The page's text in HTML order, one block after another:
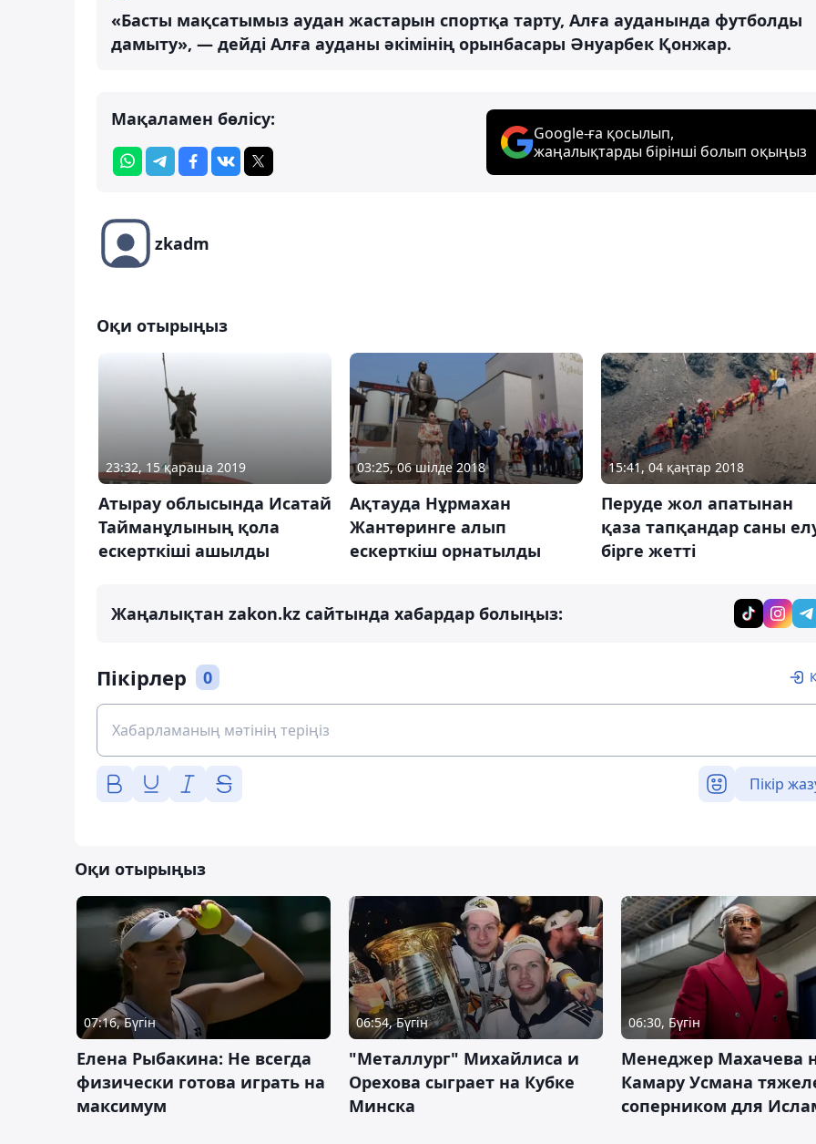
«Басты мақсатымыз аудан жастарын спортқа тарту, Алға ауданында футболды
дамыту», — дейді Алға ауданы әкімінің орынбасары Әнуарбек Қонжар.
Мақаламен бөлісу:
Google-ға қосылып,
жаңалықтарды бірінші болып оқыңыз
zkadm
Оқи отырыңыз
23:32, 15 қараша 2019
Атырау облысында Исатай
Тайманұлының қола
ескерткіші ашылды
03:25, 06 шілде 2018
Ақтауда Нұрмахан
Жантөринге алып
ескерткіш орнатылды
15:41, 04 қаңтар 2018
Перуде жол апатынан
қаза тапқандар саны
бірге жетті
Жаңалықтан zakon.kz сайтында хабардар болыңыз:
Пікірлер 0
Пікір
Оқи отырыңыз
07:16, Бүгін
Елена Рыбакина: Не всегда
физически готова играть на
максимум
06:54, Бүгін
"Металлург" Михайлиса и
Орехова сыграет на Кубке
Минска
06:30, Бүгін
Менеджер Махачева
Камару Усмана
соперником для